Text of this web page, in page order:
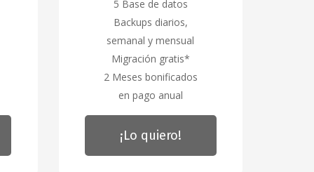
5 Base de datos
Backups diarios,
semanal y mensual
Migración gratis*
2 Meses bonificados
en pago anual
¡Lo quiero!